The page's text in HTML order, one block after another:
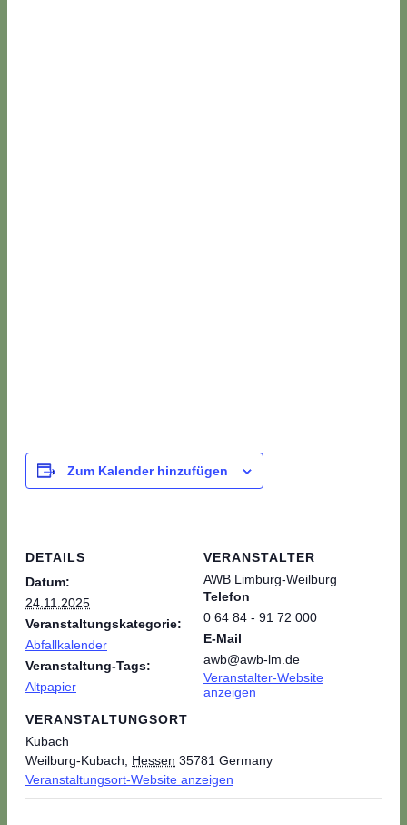
Zum Kalender hinzufügen
DETAILS
Datum:
24.11.2025
Veranstaltungskategorie:
Abfallkalender
Veranstaltung-Tags:
Altpapier
VERANSTALTUNGSORT
Kubach
Weilburg-Kubach, Hessen 35781 Germany
Veranstaltungsort-Website anzeigen
VERANSTALTER
AWB Limburg-Weilburg
Telefon
0 64 84 - 91 72 000
E-Mail
awb@awb-lm.de
Veranstalter-Website
anzeigen